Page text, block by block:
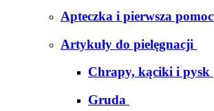
Apteczka i pierwsza pomoc
Artykuły do pielęgnacji
Chrapy, kąciki i pysk
Gruda